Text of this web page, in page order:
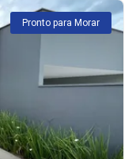
Pronto para Morar